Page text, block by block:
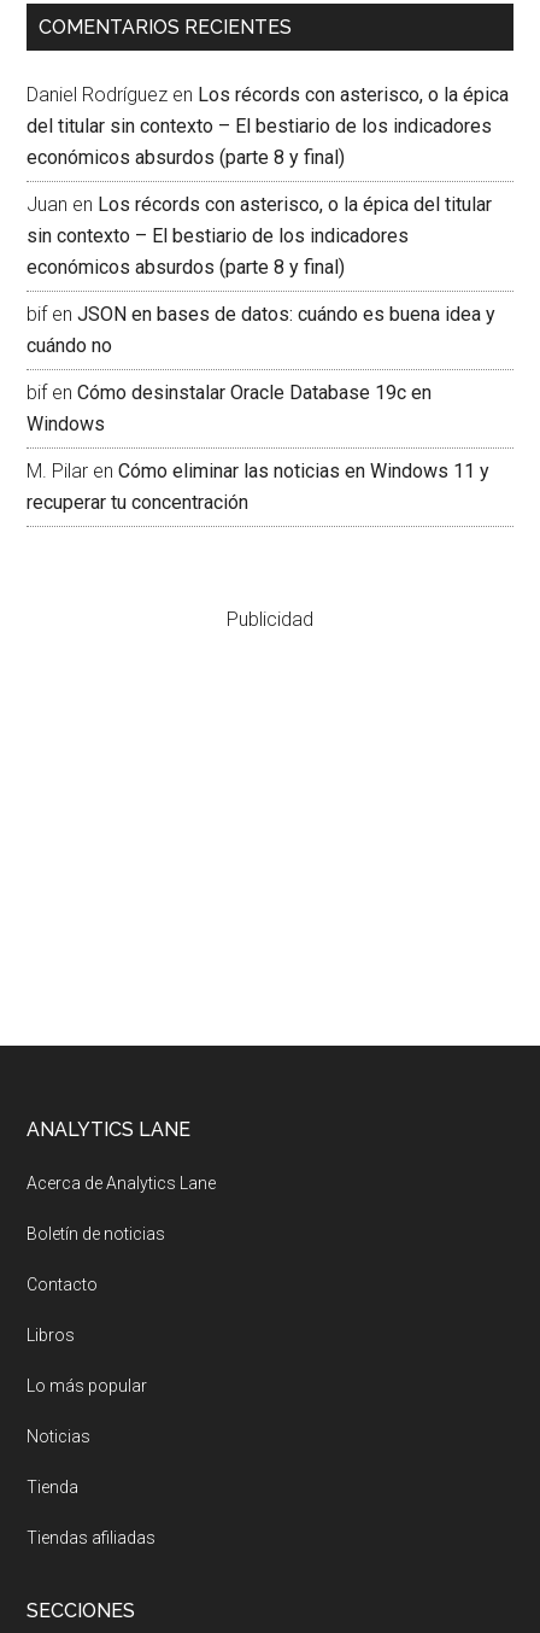
COMENTARIOS RECIENTES
Daniel Rodríguez en Los récords con asterisco, o la épica
del titular sin contexto – El bestiario de los indicadores
económicos absurdos (parte 8 y final)
Juan en Los récords con asterisco, o la épica del titular
sin contexto – El bestiario de los indicadores
económicos absurdos (parte 8 y final)
bifenJSON en bases de datos: cuándo es buena idea y
cuándo no
bifenCómo desinstalar Oracle Database 19c en
Windows
M. Pilar enCómo eliminar las noticias en Windows 11 y
recuperar tu concentración
Publicidad
Footer
ANALYTICS LANE
Acerca de Analytics Lane
Boletín de noticias
Contacto
Libros
Lo más popular
Noticias
Tienda
Tiendas afiliadas
SECCIONES